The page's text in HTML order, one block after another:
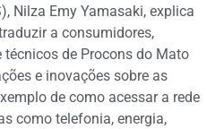
Nilza Emy Yamasaki, explica
a consumidores,
técnicos de Procons do Mato
e inovações sobre as
de como acessar a rede
como telefonia, energia,